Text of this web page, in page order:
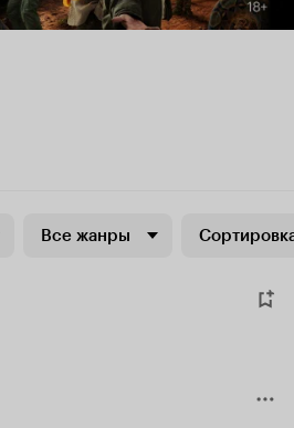
Все жанры